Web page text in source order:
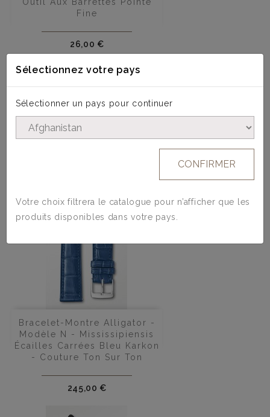
Fine
Prix
26,00 €
4 AUTRES PRODUITS DANS LA MÊME
CATÉGORIE :
Bracelet-Montre Alligator -
Modèle N - Mississipiensis
Écailles Carrées Bleu Karkon
- Couture Ton Sur Ton
Prix
245,00 €
Sélectionnez votre pays
Sélectionner un pays pour continuer
CONFIRMER
Votre choix filtrera le catalogue pour n’afficher que les
produits disponibles dans votre pays.